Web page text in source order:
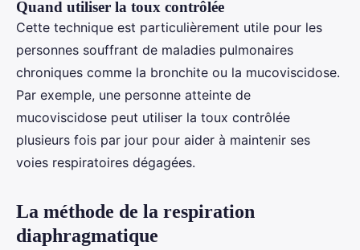
Quand utiliser la toux contrôlée
Cette technique est particulièrement utile pour les
personnes souffrant de maladies pulmonaires
chroniques comme la bronchite ou la mucoviscidose.
Par exemple, une personne atteinte de
mucoviscidose peut utiliser la toux contrôlée
plusieurs fois par jour pour aider à maintenir ses
voies respiratoires dégagées.
La méthode de la respiration
diaphragmatique